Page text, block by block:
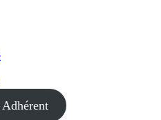
Adhérent